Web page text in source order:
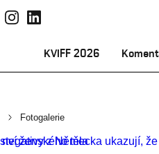
KVIFF 2026
Fotogalerie